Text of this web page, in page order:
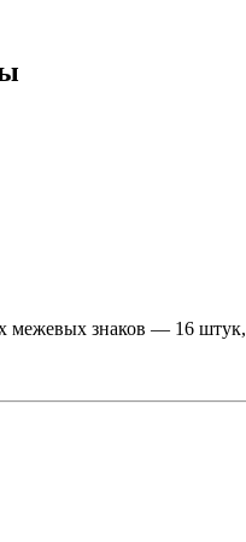
межевых знаков — 16